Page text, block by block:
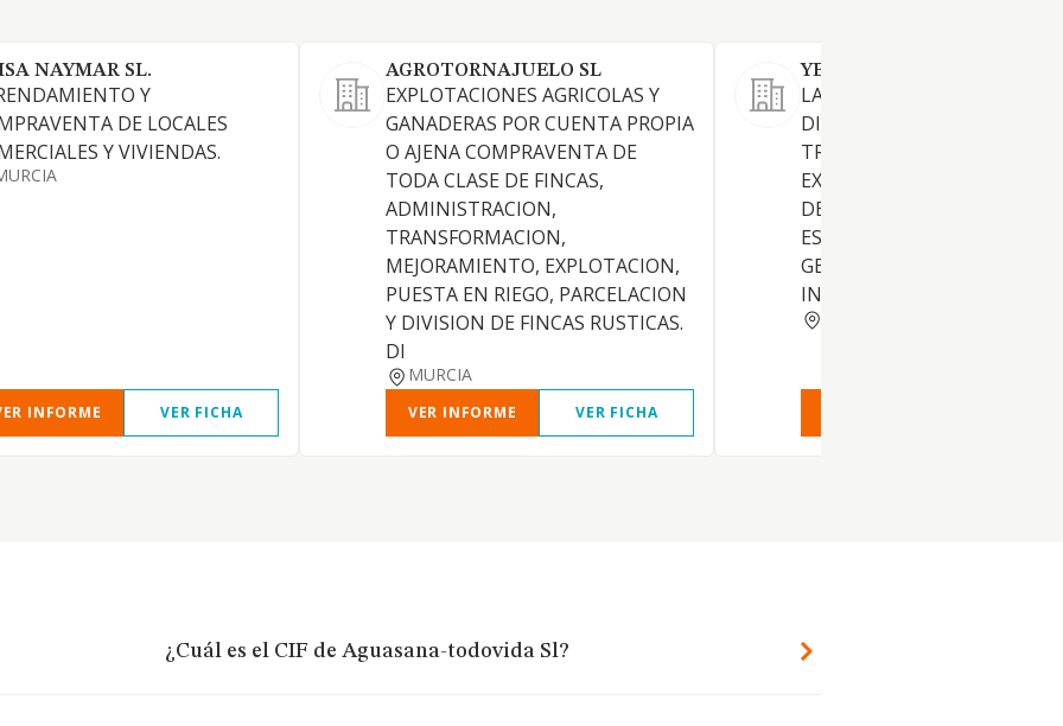
NAYMAR SL.
Y
DE LOCALES
Y VIVIENDAS.
INFORME VER FICHA
AGROTORNAJUELO SL
EXPLOTACIONES AGRICOLAS Y
GANADERAS POR CUENTA PROPIA
O AJENA COMPRAVENTA DE
TODA CLASE DE FINCAS,
ADMINISTRACION,
TRANSFORMACION,
MEJORAMIENTO, EXPLOTACION,
PUESTA EN RIEGO, PARCELACION
Y DIVISION DE FINCAS RUSTICAS.
DI
MURCIA
VER INFORME VER FICHA
YECLASA SL
LA COMPRA, VENTA,
DISTRIBUCION,
TRANSFORMACION,
EXPORTACION E
DE TODO TIPO DE VIDRIOS,
ESPEJOS Y CRISTALERIA EN
GENERAL. DIRECTA E
INDIRECTAMENTE.
¿Cuál es el CIF de Aguasana-todovida Sl?